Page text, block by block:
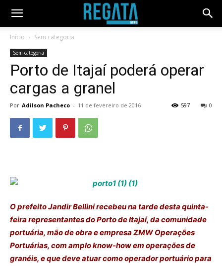
Início Sem categoria
Sem categoria
Porto de Itajaí poderá operar
cargas a granel
Por Adilson Pacheco - 11 de fevereiro de 2016 0
597
O prefeito Jandir Bellini recebeu na tarde desta quinta-
feira representantes do Porto de Itajaí, da comunidade
portuária, mão de obra e empresa ZMW Operações
Portuárias, com amplo know-how em operações de
granéis, e que deve atuar como operador portuário para